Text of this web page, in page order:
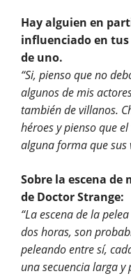
Hay alguien en
influenciado en tus
de uno.
“Si, pienso que no
algunos de mis
también de villanos.
héroes y pienso que
alguna forma que sus
Sobre la escena
de Doctor Strange:
“La escena de la
dos horas, son
peleando entre sí,
una secuencia larga